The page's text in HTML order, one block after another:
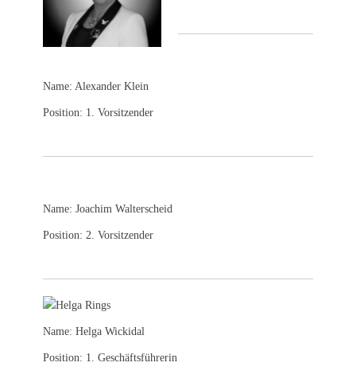
Name: Alexander Klein
Position: 1. Vorsitzender
Name: Joachim Walterscheid
Position: 2. Vorsitzender
Name: Helga Wickidal
Position: 1. Geschäftsführerin